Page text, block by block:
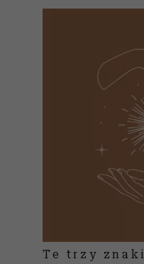
Te trzy